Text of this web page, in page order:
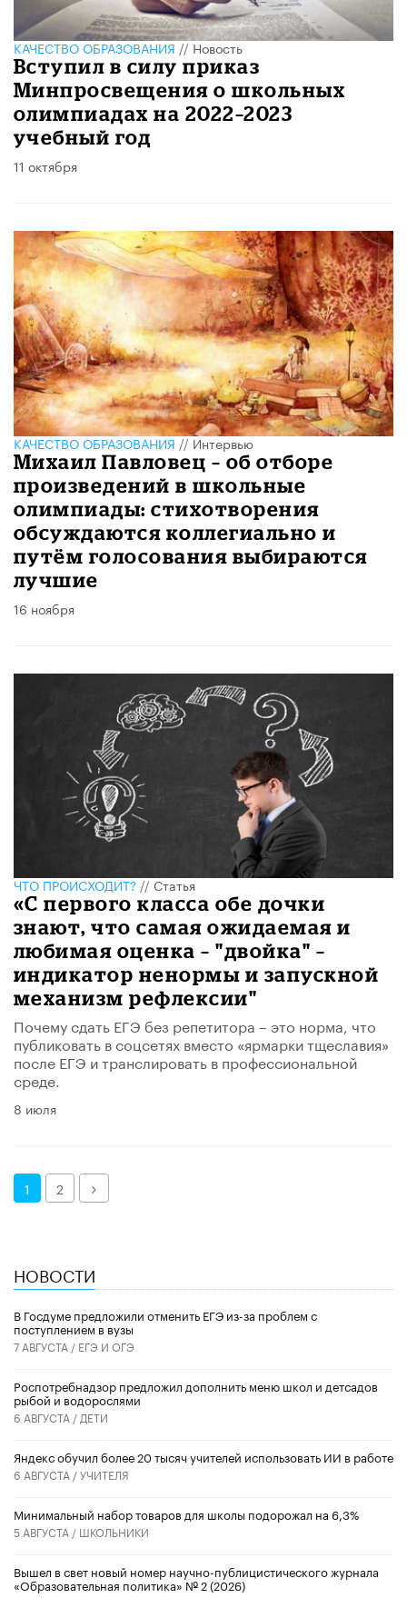
КАЧЕСТВО ОБРАЗОВАНИЯ//Новость
Вступил в силу приказ
Минпросвещения о школьных
олимпиадах на 2022–2023
учебный год
11 октября
КАЧЕСТВО ОБРАЗОВАНИЯ//Интервью
Михаил Павловец – об отборе
произведений в школьные
олимпиады: стихотворения
обсуждаются коллегиально и
путём голосования выбираются
лучшие
16 ноября
ЧТО ПРОИСХОДИТ?//Статья
«С первого класса обе дочки
знают, что самая ожидаемая и
любимая оценка – "двойка" –
индикатор ненормы и запускной
механизм рефлексии"
Почему сдать ЕГЭ без репетитора – это норма, что
публиковать в соцсетях вместо «ярмарки тщеславия»
после ЕГЭ и транслировать в профессиональной
среде.
8 июля
1 2 Далее
НОВОСТИ
В Госдуме предложили отменить ЕГЭ из-за проблем с
поступлением в вузы
7 АВГУСТА / ЕГЭ И ОГЭ
Роспотребнадзор предложил дополнить меню школ и детсадов
рыбой и водорослями
6 АВГУСТА / ДЕТИ
​Яндекс обучил более 20 тысяч учителей использовать ИИ в работе
6 АВГУСТА /УЧИТЕЛЯ
Минимальный набор товаров для школы подорожал на 6,3%
5 АВГУСТА / ШКОЛЬНИКИ
Вышел в свет новый номер научно-публицистического журнала
«Образовательная политика» № 2 (2026)